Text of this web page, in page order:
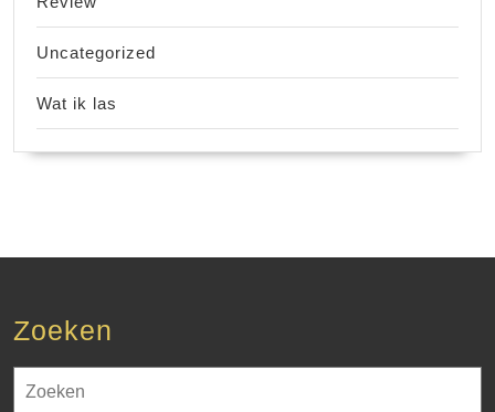
Uncategorized
Wat ik las
Zoeken
naar: